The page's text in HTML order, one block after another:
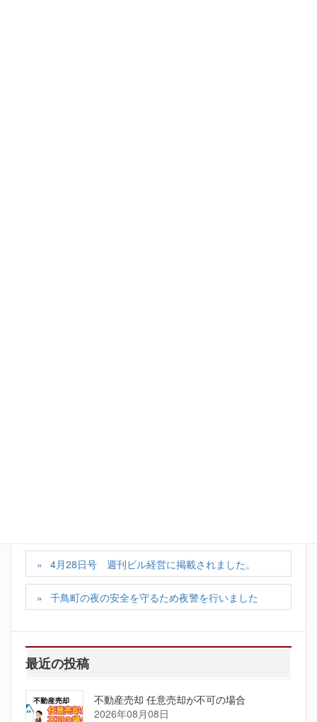
4月28日号 週刊ビル経営に掲載されました。
千鳥町の夜の安全を守るため夜警を行いました
最近の投稿
不動産売却 任意売却が不可の場合
2026年08月08日